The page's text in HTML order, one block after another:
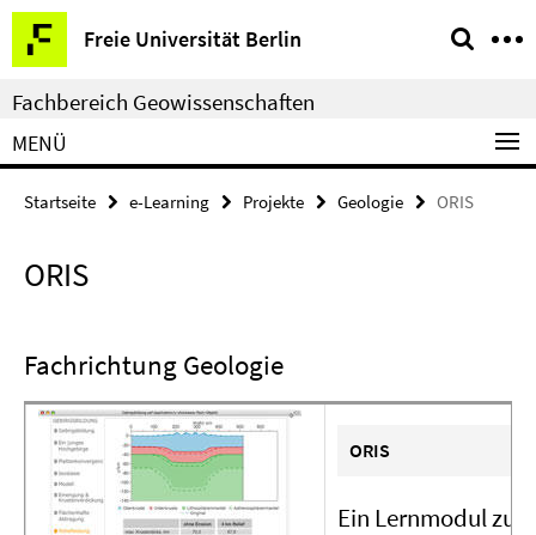
Springe
direkt
zu
Inhalt
Freie Universität Berlin
Service-
Navigation
Fachbereich Geowissenschaften
MENÜ
Startseite e-Learning Projekte Geologie ORIS
ORIS
Fachrichtung Geologie
ORIS
Ein Lernmodul zur